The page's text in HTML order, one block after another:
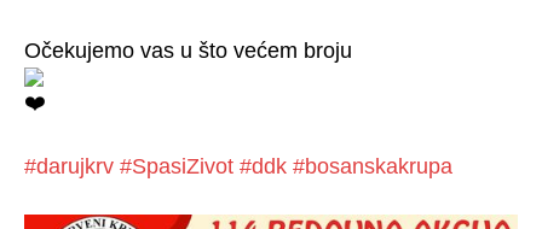
Očekujemo vas u što većem broju
#darujkrv #SpasiZivot #ddk #bosanskakrupa